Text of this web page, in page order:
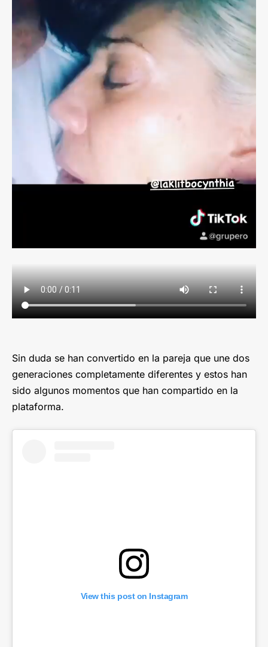
Sin duda se han convertido en la pareja que une dos
generaciones completamente diferentes y estos han
sido algunos momentos que han compartido en la
plataforma.
View this post on Instagram